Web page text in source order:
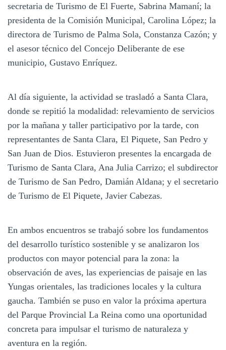
secretaria de Turismo de El Fuerte, Sabrina Mamaní; la
presidenta de la Comisión Municipal, Carolina López; la
directora de Turismo de Palma Sola, Constanza Cazón; y
el asesor técnico del Concejo Deliberante de ese
municipio, Gustavo Enríquez.
Al día siguiente, la actividad se trasladó a Santa Clara,
donde se repitió la modalidad: relevamiento de servicios
por la mañana y taller participativo por la tarde, con
representantes de Santa Clara, El Piquete, San Pedro y
San Juan de Dios. Estuvieron presentes la encargada de
Turismo de Santa Clara, Ana Julia Carrizo; el subdirector
de Turismo de San Pedro, Damián Aldana; y el secretario
de Turismo de El Piquete, Javier Cabezas.
En ambos encuentros se trabajó sobre los fundamentos
del desarrollo turístico sostenible y se analizaron los
productos con mayor potencial para la zona: la
observación de aves, las experiencias de paisaje en las
Yungas orientales, las tradiciones locales y la cultura
gaucha. También se puso en valor la próxima apertura
del Parque Provincial La Reina como una oportunidad
concreta para impulsar el turismo de naturaleza y
aventura en la región.